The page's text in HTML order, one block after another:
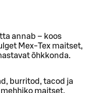
annab – koos
Mex-Tex maitset,
õhkkonda.
burritod, tacod ja
maitset,